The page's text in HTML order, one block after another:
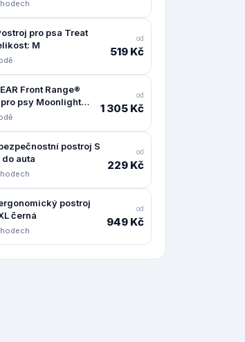
pro psa Treat
M
od
519 Kč
Front Range®
psy Moonlight
M
od
1 305 Kč
postroj S
do auta
od
229 Kč
postroj
černá
od
949 Kč